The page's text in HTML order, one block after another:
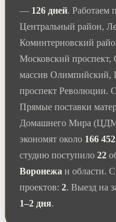
— 126 дней. Работаем
Центральный район,
Коминтерновский
Московский
массив Олимпийский,
проспект Революции.
Прямые поставки
Домашнего Мира
экономят около 166
студию поступило 22
Воронежа и области.
проектов: 2. Выезд на
1–2 дня.